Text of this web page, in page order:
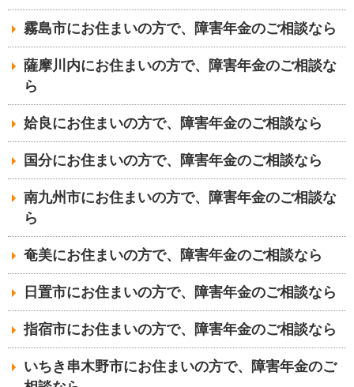
霧島市にお住まいの方で、障害年金のご相談なら
薩摩川内にお住まいの方で、障害年金のご相談な
ら
姶良にお住まいの方で、障害年金のご相談なら
国分にお住まいの方で、障害年金のご相談なら
南九州市にお住まいの方で、障害年金のご相談な
ら
奄美にお住まいの方で、障害年金のご相談なら
日置市にお住まいの方で、障害年金のご相談なら
指宿市にお住まいの方で、障害年金のご相談なら
いちき串木野市にお住まいの方で、障害年金のご